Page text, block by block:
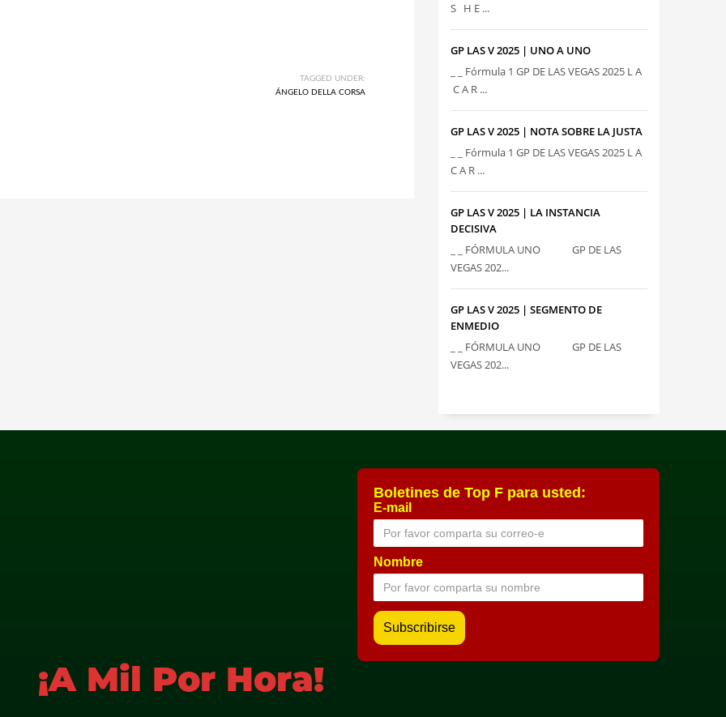
TAGGED UNDER:
ÁNGELO DELLA CORSA
S H E ...
GP LAS V 2025 | UNO A UNO
_ _ Fórmula 1 GP DE LAS VEGAS 2025 L A
C A R ...
GP LAS V 2025 | NOTA SOBRE LA JUSTA
_ _ Fórmula 1 GP DE LAS VEGAS 2025 L A
C A R ...
GP LAS V 2025 | LA INSTANCIA
DECISIVA
_ _ FÓRMULA UNO GP DE LAS
VEGAS 202...
GP LAS V 2025 | SEGMENTO DE
ENMEDIO
_ _ FÓRMULA UNO GP DE LAS
VEGAS 202...
Boletines de Top F para usted:
E-mail
Nombre
¡A Mil Por Hora!